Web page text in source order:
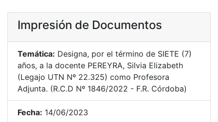
Impresión de Documentos
Temática: Designa, por el término de SIETE (7)
años, a la docente PEREYRA, Silvia Elizabeth
(Legajo UTN Nº 22.325) como Profesora
Adjunta. (R.C.D Nº 1846/2022 - F.R. Córdoba)
Fecha: 14/06/2023